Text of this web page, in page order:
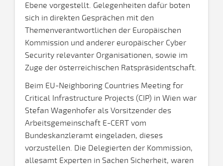
Ebene vorgestellt. Gelegenheiten dafür boten
sich in direkten Gesprächen mit den
Themenverantwortlichen der Europäischen
Kommission und anderer europäischer Cyber
Security relevanter Organisationen, sowie im
Zuge der österreichischen Ratspräsidentschaft.
Beim EU-Neighboring Countries Meeting for
Critical Infrastructure Projects (CIP) in Wien war
Stefan Wagenhofer als Vorsitzender des
Arbeitsgemeinschaft E-CERT vom
Bundeskanzleramt eingeladen, dieses
vorzustellen. Die Delegierten der Kommission,
allesamt Experten in Sachen Sicherheit, waren